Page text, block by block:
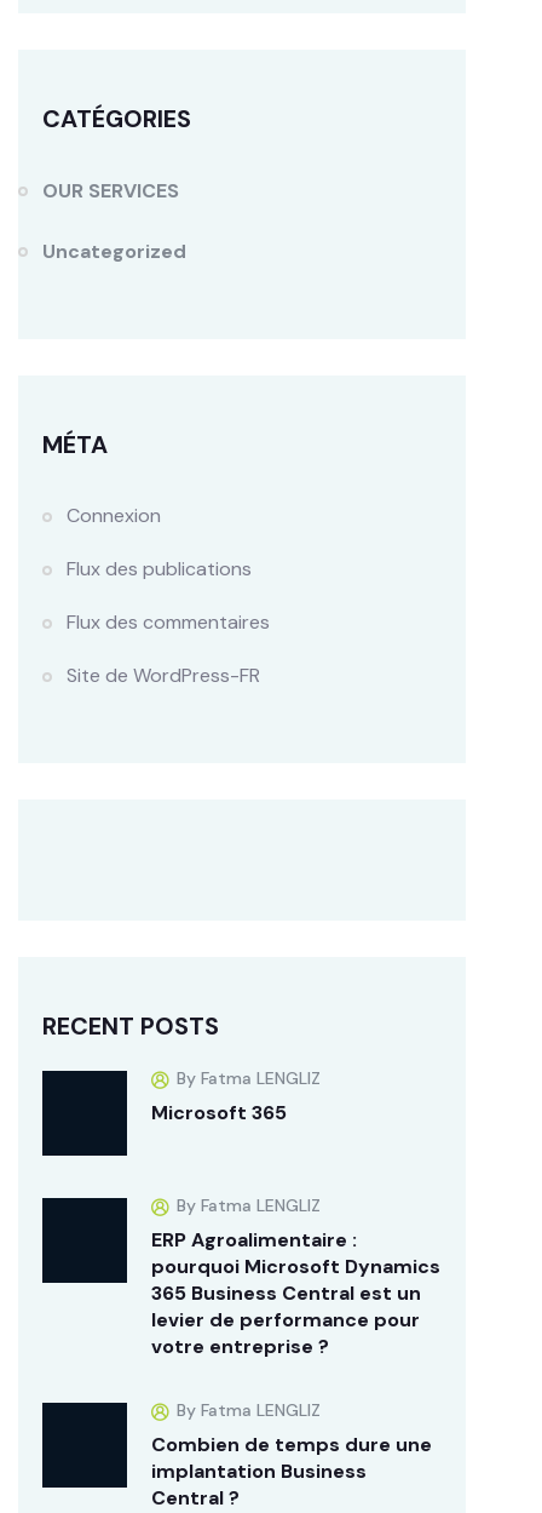
CATÉGORIES
OUR SERVICES
Uncategorized
MÉTA
Connexion
Flux des publications
Flux des commentaires
Site de WordPress-FR
RECENT POSTS
By Fatma LENGLIZ
Microsoft 365
By Fatma LENGLIZ
ERP Agroalimentaire :
pourquoi Microsoft Dynamics
365 Business Central est un
levier de performance pour
votre entreprise ?
By Fatma LENGLIZ
Combien de temps dure une
implantation Business
Central ?